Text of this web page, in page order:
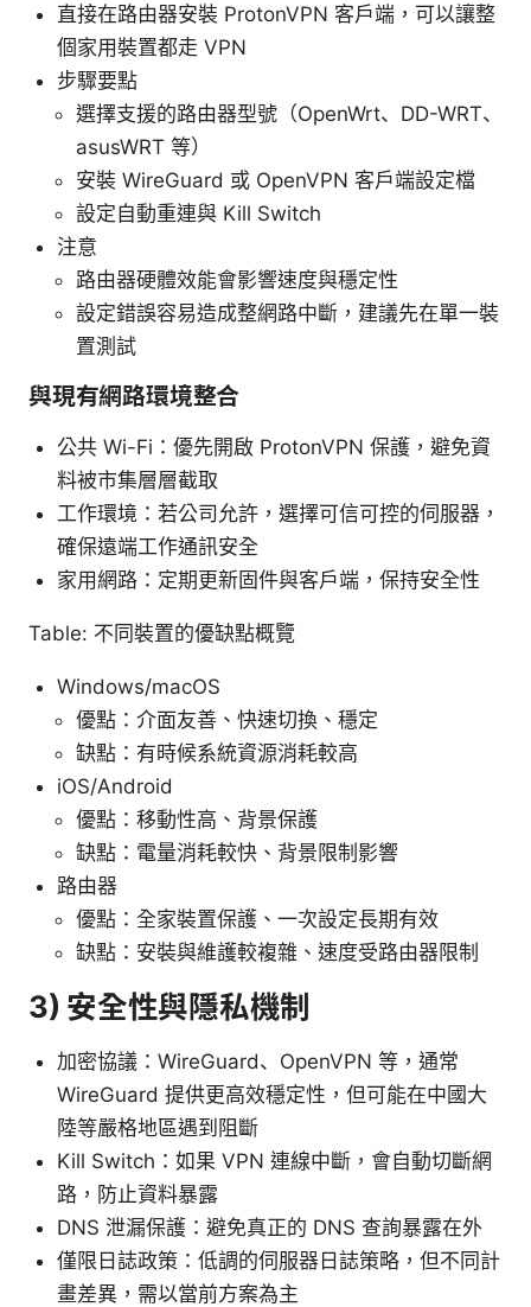
直接在路由器安裝 ProtonVPN 客戶端，可以讓整
個家用裝置都走 VPN
步驟要點
選擇支援的路由器型號（OpenWrt、DD-WRT、
asusWRT 等）
安裝 WireGuard 或 OpenVPN 客戶端設定檔
設定自動重連與 Kill Switch
注意
路由器硬體效能會影響速度與穩定性
設定錯誤容易造成整網路中斷，建議先在單一裝
置測試
與現有網路環境整合
公共 Wi-Fi：優先開啟 ProtonVPN 保護，避免資
料被市集層層截取
工作環境：若公司允許，選擇可信可控的伺服器，
確保遠端工作通訊安全
家用網路：定期更新固件與客戶端，保持安全性
Table: 不同裝置的優缺點概覽
Windows/macOS
優點：介面友善、快速切換、穩定
缺點：有時候系統資源消耗較高
iOS/Android
優點：移動性高、背景保護
缺點：電量消耗較快、背景限制影響
路由器
優點：全家裝置保護、一次設定長期有效
缺點：安裝與維護較複雜、速度受路由器限制
3) 安全性與隱私機制
加密協議：WireGuard、OpenVPN 等，通常
WireGuard 提供更高效穩定性，但可能在中國大
陸等嚴格地區遇到阻斷
Kill Switch：如果 VPN 連線中斷，會自動切斷網
路，防止資料暴露
DNS 泄漏保護：避免真正的 DNS 查詢暴露在外
僅限日誌政策：低調的伺服器日誌策略，但不同計
畫差異，需以當前方案為主